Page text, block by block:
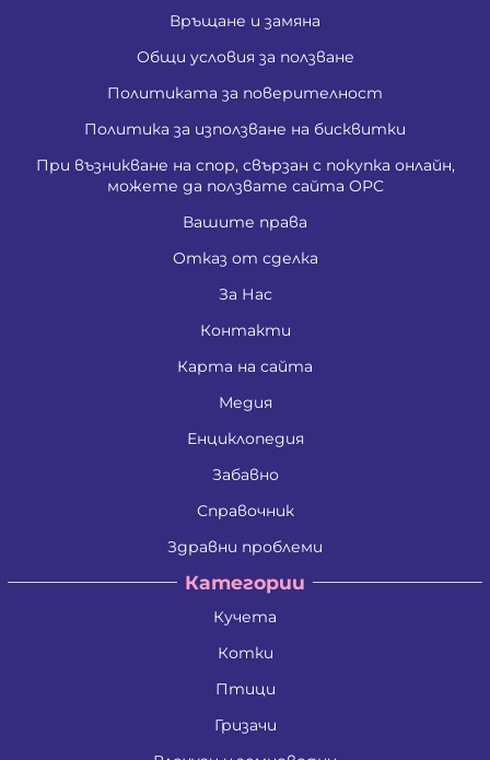
Връщане и замяна
Общи условия за ползване
Политиката за поверителност
Политика за използване на бисквитки
При възникване на спор, свързан с покупка онлайн,
можете да ползвате сайта ОРС
Вашите права
Отказ от сделка
За Нас
Контакти
Карта на сайта
Медия
Енциклопедия
Забавно
Справочник
Здравни проблеми
Категории
Кучета
Котки
Птици
Гризачи